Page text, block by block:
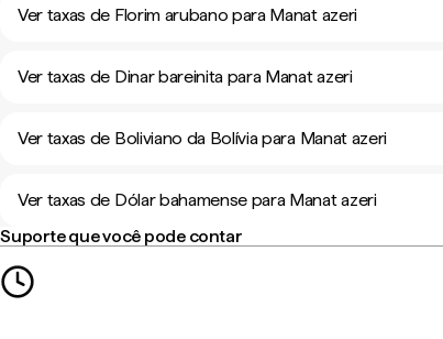
Ver taxas de Florim arubano para Manat azeri
Ver taxas de Dinar bareinita para Manat azeri
Ver taxas de Boliviano da Bolívia para Manat azeri
Ver taxas de Dólar bahamense para Manat azeri
Suporte que você pode contar